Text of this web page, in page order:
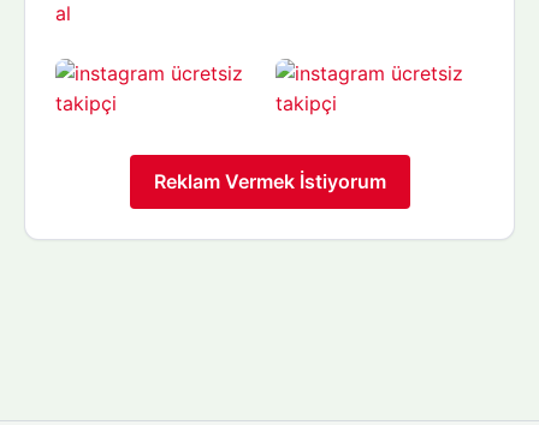
Reklam Vermek İstiyorum